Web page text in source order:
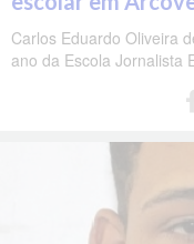
Carlos Eduardo Oliveira
ano da Escola Jornalista